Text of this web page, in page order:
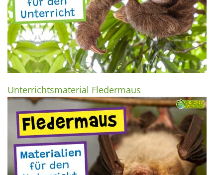
Unterrichtsmaterial Fledermaus